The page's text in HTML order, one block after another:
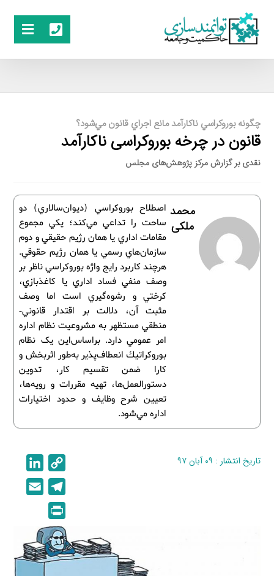
چگونه بوروكراسي ناكارآمد مانع اجراي قانون مي‌شود؟
قانون در چرخه بوروکراسی ناکارآمد
نقدی بر گزارش مرکز پژوهش‌های مجلس
اصطلاح بوروکراسي (ديوان‌سالاري) دو
ساحت را تداعي مي‌کند؛ يکي مجموع
مقامات اداري يا همان رژيم حقيقي و دوم
سازمان‌هاي رسمي يا همان رژيم حقوقي.
هرچند کاربرد رايج واژه بوروكراسي ناظر بر
وصف منفي فساد اداري يا کاغذبازي،
کرختي و رشوه‌گيري است اما وصف
مثبت آن، دلالت بر اقتدار قانوني-
منطقي مستظهر به مشروعيت نظام اداره
امر عمومي دارد. براساس‌اين يک نظام
بوروكراتيك انعطاف‌پذير به‌طور اثربخش و
کارا ضمن تقسيم کار، تدوين
دستورالعمل‌ها، تهيه مقررات و رويه‌ها،
تعيين شرح وظايف و حدود اختيارات
اداره مي‌شود.
محمد
ملکی
تاریخ انتشار : ۰۹ آبان ۹۷
o
p
y
L
i
n
i
n
d
I
e
l
e
g
l
r
i
n